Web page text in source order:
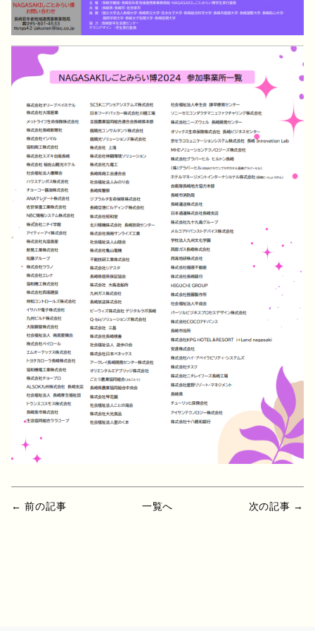
← 前の記事 一覧へ 次の記事 →